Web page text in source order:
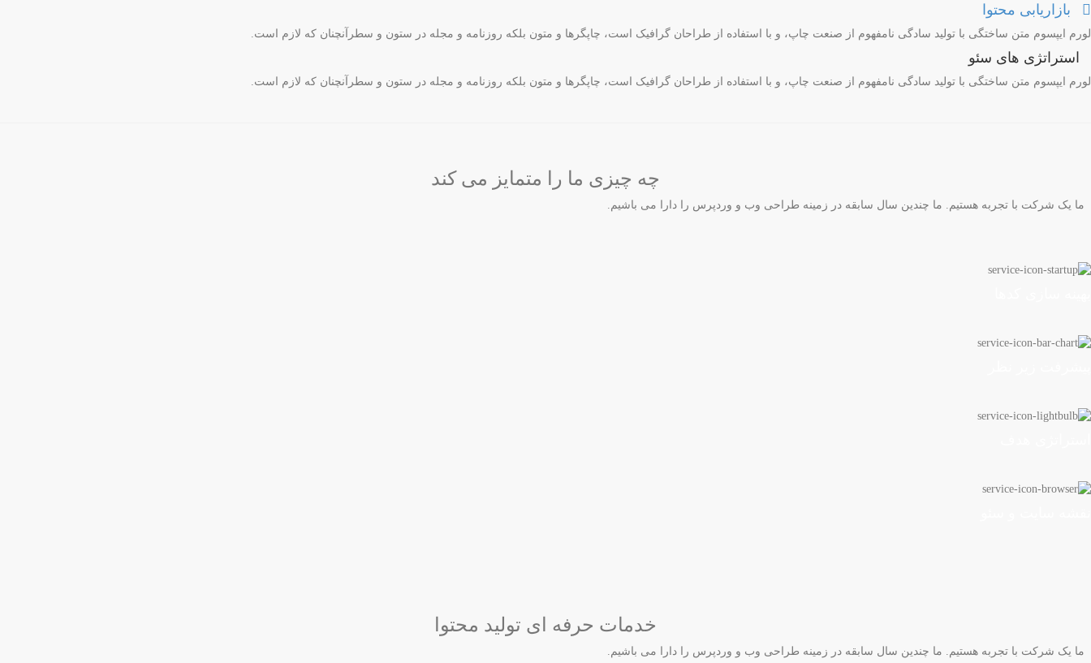
بازاریابی محتوا
لورم ایپسوم متن ساختگی با تولید سادگی نامفهوم از صنعت چاپ، و با استفاده از طراحان گرافیک است، چاپگرها و متون بلکه روزنامه و مجله در ستون و سطرآنچنان که لازم است.
استراتژی های سئو
لورم ایپسوم متن ساختگی با تولید سادگی نامفهوم از صنعت چاپ، و با استفاده از طراحان گرافیک است، چاپگرها و متون بلکه روزنامه و مجله در ستون و سطرآنچنان که لازم است.
چه چیزی ما را متمایز می کند
ما یک شرکت با تجربه هستیم. ما چندین سال سابقه در زمینه طراحی وب و وردپرس را دارا می باشیم.
خدمات حرفه ای تولید محتوا
ما یک شرکت با تجربه هستیم. ما چندین سال سابقه در زمینه طراحی وب و وردپرس را دارا می باشیم.